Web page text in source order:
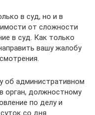
в суд, но и в
от сложности
в суд. Как только
вашу жалобу
об административном
орган, должностному
по делу и
со дня